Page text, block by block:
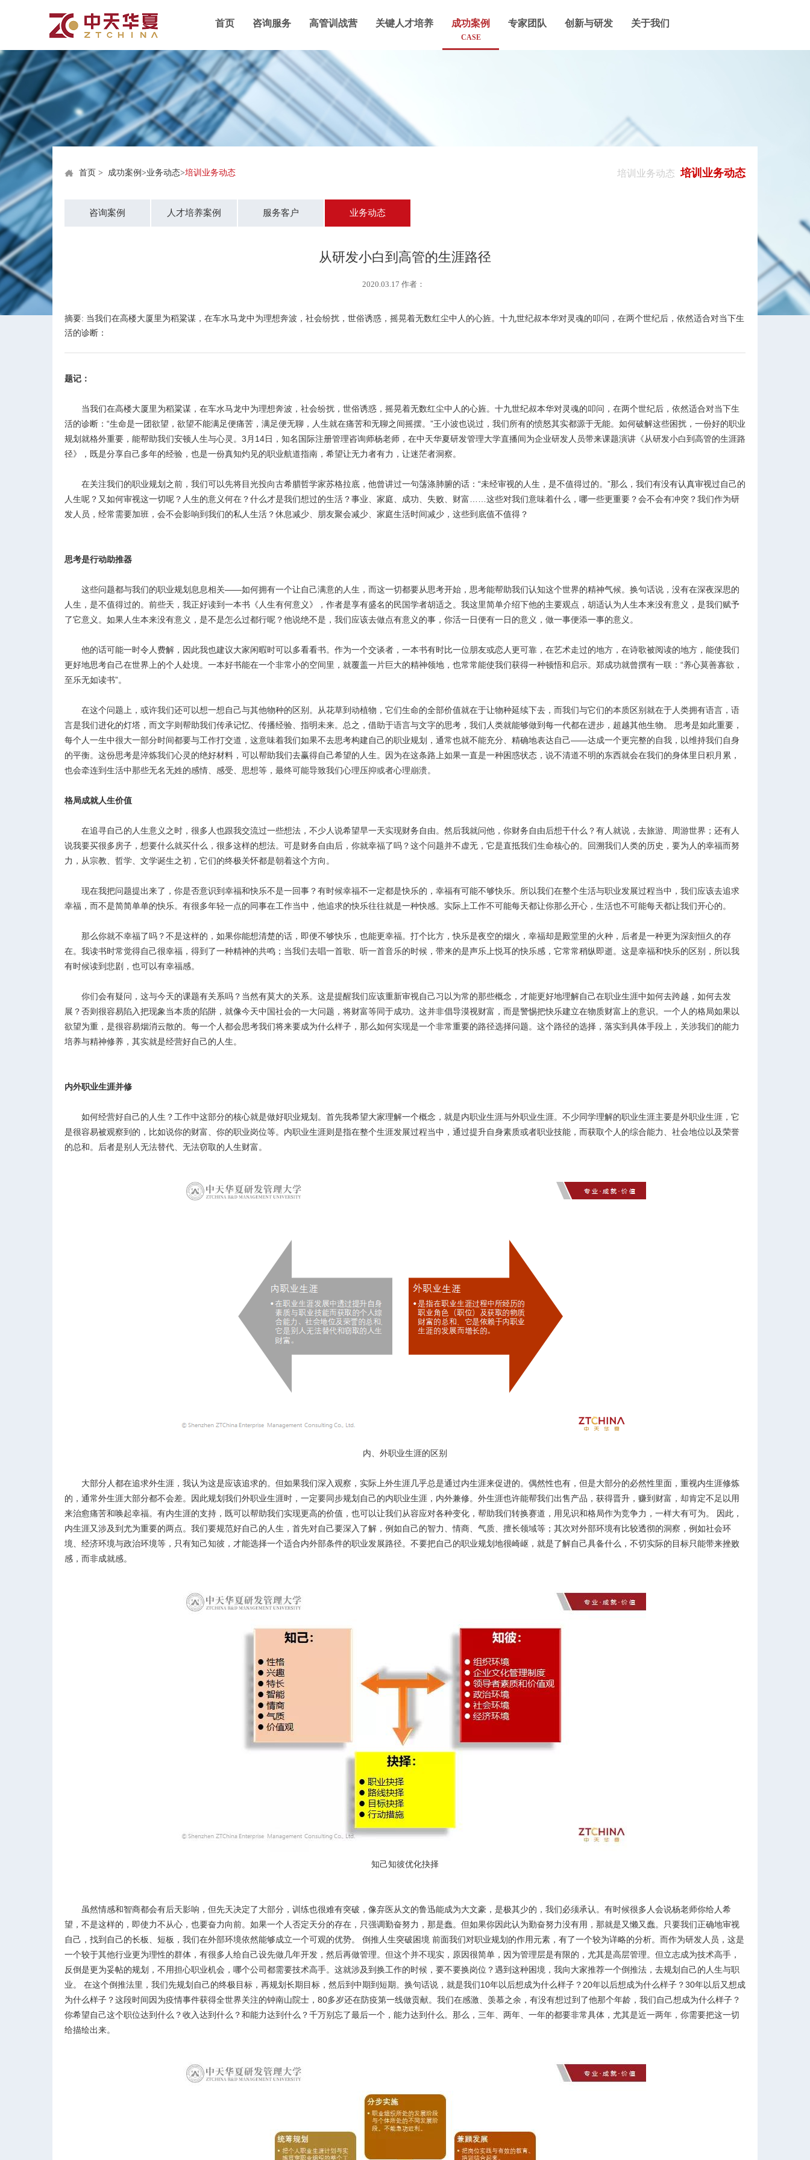
首页 咨询服务 高管训战营 关键人才培养 成功案例
CASE
专家团队 创新与研发 关于我们
首页 > 成功案例 >业务动态>培训业务动态 培训业务动态 培训业务动态
咨询案例 人才培养案例 服务客户 业务动态
从研发小白到高管的生涯路径
2020.03.17 作者：
摘要: 当我们在高楼大厦里为稻粱谋，在车水马龙中为理想奔波，社会纷扰，世俗诱惑，摇晃着无数红尘中人的心旌。十九世纪叔本华对灵魂的叩问，在两个世纪后，依然适合对当下生
活的诊断：
题记：
当我们在高楼大厦里为稻粱谋，在车水马龙中为理想奔波，社会纷扰，世俗诱惑，摇晃着无数红尘中人的心旌。十九世纪叔本华对灵魂的叩问，在两个世纪后，依然适合对当下生
活的诊断：“生命是一团欲望，欲望不能满足便痛苦，满足便无聊，人生就在痛苦和无聊之间摇摆。”王小波也说过，我们所有的愤怒其实都源于无能。如何破解这些困扰，一份好的职业
规划就格外重要，能帮助我们安顿人生与心灵。3月14日，知名国际注册管理咨询师杨老师，在中天华夏研发管理大学直播间为企业研发人员带来课题演讲《从研发小白到高管的生涯路
径》，既是分享自己多年的经验，也是一份真知灼见的职业航道指南，希望让无力者有力，让迷茫者洞察。
在关注我们的职业规划之前，我们可以先将目光投向古希腊哲学家苏格拉底，他曾讲过一句荡涤肺腑的话：“未经审视的人生，是不值得过的。”那么，我们有没有认真审视过自己的
人生呢？又如何审视这一切呢？人生的意义何在？什么才是我们想过的生活？事业、家庭、成功、失败、财富……这些对我们意味着什么，哪一些更重要？会不会有冲突？我们作为研
发人员，经常需要加班，会不会影响到我们的私人生活？休息减少、朋友聚会减少、家庭生活时间减少，这些到底值不值得？
思考是行动助推器
这些问题都与我们的职业规划息息相关——如何拥有一个让自己满意的人生，而这一切都要从思考开始，思考能帮助我们认知这个世界的精神气候。换句话说，没有在深夜深思的
人生，是不值得过的。前些天，我正好读到一本书《人生有何意义》，作者是享有盛名的民国学者胡适之。我这里简单介绍下他的主要观点，胡适认为人生本来没有意义，是我们赋予
了它意义。如果人生本来没有意义，是不是怎么过都行呢？他说绝不是，我们应该去做点有意义的事，你活一日便有一日的意义，做一事便添一事的意义。
他的话可能一时令人费解，因此我也建议大家闲暇时可以多看看书。作为一个交谈者，一本书有时比一位朋友或恋人更可靠，在艺术走过的地方，在诗歌被阅读的地方，能使我们
更好地思考自己在世界上的个人处境。一本好书能在一个非常小的空间里，就覆盖一片巨大的精神领地，也常常能使我们获得一种顿悟和启示。郑成功就曾撰有一联：“养心莫善寡欲，
至乐无如读书”。
在这个问题上，或许我们还可以想一想自己与其他物种的区别。从花草到动植物，它们生命的全部价值就在于让物种延续下去，而我们与它们的本质区别就在于人类拥有语言，语
言是我们进化的灯塔，而文字则帮助我们传承记忆、传播经验、指明未来。总之，借助于语言与文字的思考，我们人类就能够做到每一代都在进步，超越其他生物。 思考是如此重要，
每个人一生中很大一部分时间都要与工作打交道，这意味着我们如果不去思考构建自己的职业规划，通常也就不能充分、精确地表达自己——达成一个更完整的自我，以维持我们自身
的平衡。这份思考是淬炼我们心灵的绝好材料，可以帮助我们去赢得自己希望的人生。因为在这条路上如果一直是一种困惑状态，说不清道不明的东西就会在我们的身体里日积月累，
也会牵连到生活中那些无名无姓的感情、感受、思想等，最终可能导致我们心理压抑或者心理崩溃。
格局成就人生价值
在追寻自己的人生意义之时，很多人也跟我交流过一些想法，不少人说希望早一天实现财务自由。然后我就问他，你财务自由后想干什么？有人就说，去旅游、周游世界；还有人
说我要买很多房子，想要什么就买什么，很多这样的想法。可是财务自由后，你就幸福了吗？这个问题并不虚无，它是直抵我们生命核心的。回溯我们人类的历史，要为人的幸福而努
力，从宗教、哲学、文学诞生之初，它们的终极关怀都是朝着这个方向。
现在我把问题提出来了，你是否意识到幸福和快乐不是一回事？有时候幸福不一定都是快乐的，幸福有可能不够快乐。所以我们在整个生活与职业发展过程当中，我们应该去追求
幸福，而不是简简单单的快乐。有很多年轻一点的同事在工作当中，他追求的快乐往往就是一种快感。实际上工作不可能每天都让你那么开心，生活也不可能每天都让我们开心的。
那么你就不幸福了吗？不是这样的，如果你能想清楚的话，即便不够快乐，也能更幸福。打个比方，快乐是夜空的烟火，幸福却是殿堂里的火种，后者是一种更为深刻恒久的存
在。我读书时常觉得自己很幸福，得到了一种精神的共鸣；当我们去唱一首歌、听一首音乐的时候，带来的是声乐上悦耳的快乐感，它常常稍纵即逝。这是幸福和快乐的区别，所以我
有时候读到悲剧，也可以有幸福感。
你们会有疑问，这与今天的课题有关系吗？当然有莫大的关系。这是提醒我们应该重新审视自己习以为常的那些概念，才能更好地理解自己在职业生涯中如何去跨越，如何去发
展？否则很容易陷入把现象当本质的陷阱，就像今天中国社会的一大问题，将财富等同于成功。这并非倡导漠视财富，而是警惕把快乐建立在物质财富上的意识。一个人的格局如果以
欲望为重，是很容易烟消云散的。每一个人都会思考我们将来要成为什么样子，那么如何实现是一个非常重要的路径选择问题。这个路径的选择，落实到具体手段上，关涉我们的能力
培养与精神修养，其实就是经营好自己的人生。
内外职业生涯并修
如何经营好自己的人生？工作中这部分的核心就是做好职业规划。首先我希望大家理解一个概念，就是内职业生涯与外职业生涯。不少同学理解的职业生涯主要是外职业生涯，它
是很容易被观察到的，比如说你的财富、你的职业岗位等。内职业生涯则是指在整个生涯发展过程当中，通过提升自身素质或者职业技能，而获取个人的综合能力、社会地位以及荣誉
的总和。后者是别人无法替代、无法窃取的人生财富。
内、外职业生涯的区别
大部分人都在追求外生涯，我认为这是应该追求的。但如果我们深入观察，实际上外生涯几乎总是通过内生涯来促进的。偶然性也有，但是大部分的必然性里面，重视内生涯修炼
的，通常外生涯大部分都不会差。因此规划我们外职业生涯时，一定要同步规划自己的内职业生涯，内外兼修。外生涯也许能帮我们出售产品，获得晋升，赚到财富，却肯定不足以用
来治愈痛苦和唤起幸福。有内生涯的支持，既可以帮助我们实现更高的价值，也可以让我们从容应对各种变化，帮助我们转换赛道，用见识和格局作为竞争力，一样大有可为。 因此，
内生涯又涉及到尤为重要的两点。我们要规范好自己的人生，首先对自己要深入了解，例如自己的智力、情商、气质、擅长领域等；其次对外部环境有比较透彻的洞察，例如社会环
境、经济环境与政治环境等，只有知己知彼，才能选择一个适合内外部条件的职业发展路径。不要把自己的职业规划地很崎岖，就是了解自己具备什么，不切实际的目标只能带来挫败
感，而非成就感。
知己知彼优化抉择
虽然情感和智商都会有后天影响，但先天决定了大部分，训练也很难有突破，像弃医从文的鲁迅能成为大文豪，是极其少的，我们必须承认。有时候很多人会说杨老师你给人希
望，不是这样的，即使力不从心，也要奋力向前。如果一个人否定天分的存在，只强调勤奋努力，那是蠢。但如果你因此认为勤奋努力没有用，那就是又懒又蠢。只要我们正确地审视
自己，找到自己的长板、短板，我们在外部环境依然能够成立一个可观的优势。 倒推人生突破困境 前面我们对职业规划的作用元素，有了一个较为详略的分析。而作为研发人员，这是
一个较于其他行业更为理性的群体，有很多人给自己设先做几年开发，然后再做管理。但这个并不现实，原因很简单，因为管理层是有限的，尤其是高层管理。但立志成为技术高手，
反倒是更为妥帖的规划，不用担心职业机会，哪个公司都需要技术高手。这就涉及到换工作的时候，要不要换岗位？遇到这种困境，我向大家推荐一个倒推法，去规划自己的人生与职
业。 在这个倒推法里，我们先规划自己的终极目标，再规划长期目标，然后到中期到短期。换句话说，就是我们10年以后想成为什么样子？20年以后想成为什么样子？30年以后又想成
为什么样子？这段时间因为疫情事件获得全世界关注的钟南山院士，80多岁还在防疫第一线做贡献。我们在感激、羡慕之余，有没有想过到了他那个年龄，我们自己想成为什么样子？
你希望自己这个职位达到什么？收入达到什么？和能力达到什么？千万别忘了最后一个，能力达到什么。那么，三年、两年、一年的都要非常具体，尤其是近一两年，你需要把这一切
给描绘出来。